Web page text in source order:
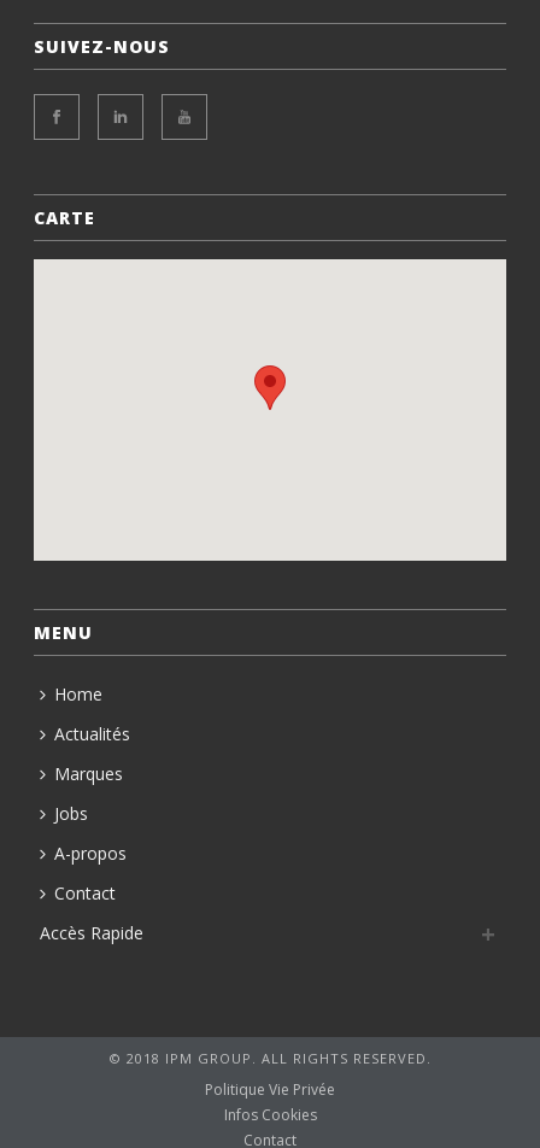
SUIVEZ-NOUS
CARTE
MENU
Home
Actualités
Marques
Jobs
A-propos
Contact
Accès Rapide
© 2018 IPM GROUP. ALL RIGHTS RESERVED.
Politique Vie Privée
Infos Cookies
Contact